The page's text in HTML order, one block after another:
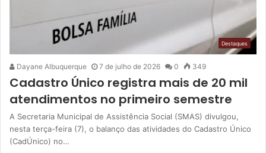
Destaques
Dayane Albuquerque 7 de julho de 2026 0 349
Cadastro Único registra mais de 20 mil
atendimentos no primeiro semestre
A Secretaria Municipal de Assistência Social (SMAS) divulgou,
nesta terça-feira (7), o balanço das atividades do Cadastro Único
(CadÚnico) no…